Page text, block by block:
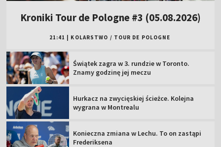
Kroniki Tour de Pologne #3 (05.08.2026)
21:41 KOLARSTWO / TOUR DE POLOGNE
Świątek zagra w 3. rundzie w Toronto.
Znamy godzinę jej meczu
Hurkacz na zwycięskiej ścieżce. Kolejna
wygrana w Montrealu
Konieczna zmiana w Lechu. To on zastąpi
Frederiksena